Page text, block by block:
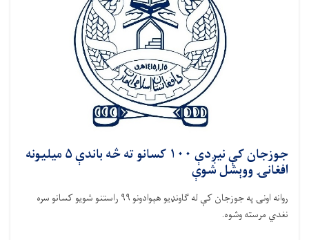
جوزجان کې نيږدې ۱۰۰ کسانو ته څه باندې ۵ میلیونه
افغانۍ ووېشل شوې
روانه اونۍ په جوزجان کې له ګاونډیو هېوادونو ۹۹ راستنو شویو کسانو سره
نغدي مرسته وشوه.